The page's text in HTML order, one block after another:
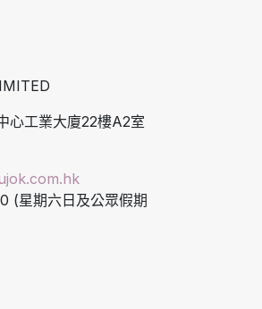
心工業大廈22樓A2室
(星期六日及公眾假期